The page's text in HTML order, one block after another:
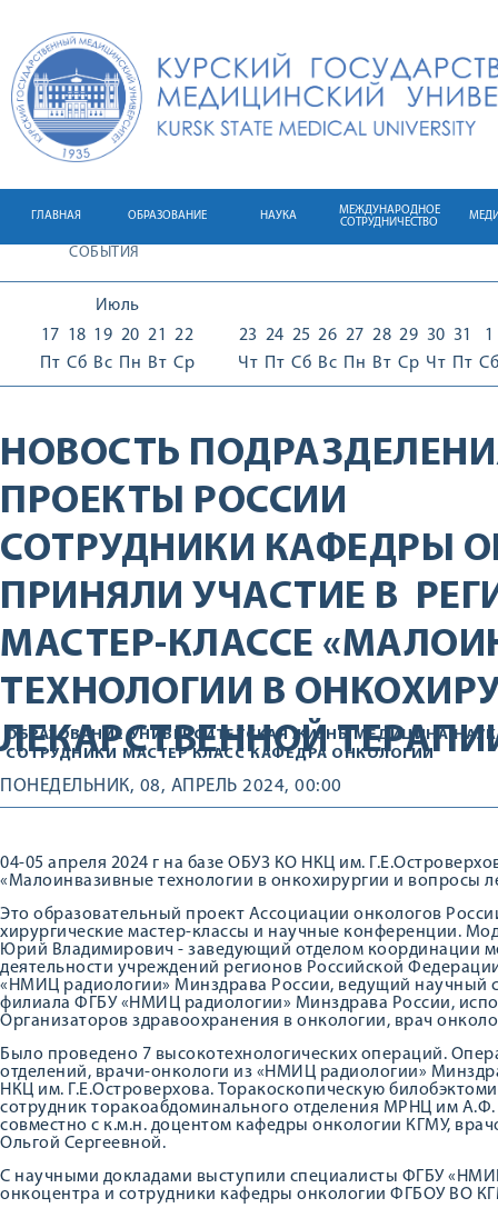
ГЛАВНАЯ ОБРАЗОВАНИЕ НАУКА
МЕЖДУНАРОДНОЕ
СОТРУДНИЧЕСТВО
СОБЫТИЯ
Июль
17
Пт
18
Сб
19
Вс
20
Пн
21
Вт
22
Ср
23
Чт
24
Пт
25
Сб
26
Вс
27
Пн
28
Вт
29
Ср
30
Чт
31
Пт
1
Сб
НОВОСТЬ
ПРОЕКТЫ РОССИИ
СОТРУДНИКИ КАФЕДРЫ
ПРИНЯЛИ УЧАСТИЕ В
МАСТЕР-КЛАССЕ
ТЕХНОЛОГИИ В
ЛЕКАРСТВЕННОЙ
ОБРАЗОВАНИЕ УНИВЕРСИТЕТСКАЯ ЖИЗНЬ МЕДИЦИНА
СОТРУДНИКИ МАСТЕР КЛАСС КАФЕДРА ОНКОЛОГИИ
ПОНЕДЕЛЬНИК, 08, АПРЕЛЬ 2024, 00:00
04-05 апреля 2024 г на базе ОБУЗ КО НКЦ им.
«Малоинвазивные технологии в онкохирургии и вопросы
Это образовательный проект Ассоциации онкологов
хирургические мастер-классы и научные конференции.
Юрий Владимирович - заведующий отделом координации
деятельности учреждений регионов Российской
«НМИЦ радиологии» Минздрава России, ведущий научный
филиала ФГБУ «НМИЦ радиологии» Минздрава России,
Организаторов здравоохранения в онкологии, врач
Было проведено 7 высокотехнологических операций.
отделений, врачи-онкологи из «НМИЦ радиологии»
НКЦ им. Г.Е.Островерхова. Торакоскопическую
сотрудник торакоабдоминального отделения МРНЦ им
совместно с к.м.н. доцентом кафедры онкологии КГМУ,
Ольгой Сергеевной.
С научными докладами выступили специалисты ФГБУ
онкоцентра и сотрудники кафедры онкологии ФГБОУ ВО